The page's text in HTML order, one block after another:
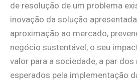
de resolução de um problema
inovação da solução
aproximação ao mercado,
negócio sustentável, o seu
valor para a sociedade, a par
esperados pela implementação